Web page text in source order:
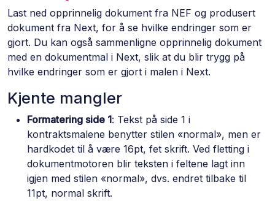
Last ned opprinnelig dokument fra NEF og produsert
dokument fra Next, for å se hvilke endringer som er
gjort. Du kan også sammenligne opprinnelig dokument
med en dokumentmal i Next, slik at du blir trygg på
hvilke endringer som er gjort i malen i Next.
Kjente mangler
Formatering side 1: Tekst på side 1 i
kontraktsmalene benytter stilen «normal», men er
hardkodet til å være 16pt, fet skrift. Ved fletting i
dokumentmotoren blir teksten i feltene lagt inn
igjen med stilen «normal», dvs. endret tilbake til
11pt, normal skrift.